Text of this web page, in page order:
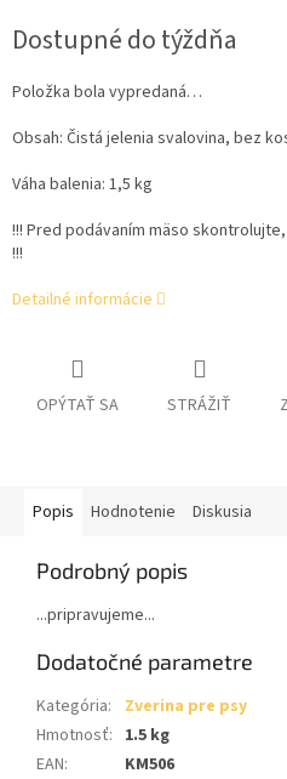
Dostupné do týždňa
Položka bola vypredaná…
Obsah: Čistá jelenia svalovina, bez
Váha balenia: 1,5 kg
!!! Pred podávaním mäso
!!!
Detailné informácie
OPÝTAŤ SA STRÁŽIŤ
Popis Hodnotenie Diskusia
Podrobný popis
...pripravujeme...
Dodatočné parametre
Kategória:
Zverina pre psy
Hmotnosť: 1.5 kg
EAN:
KM506